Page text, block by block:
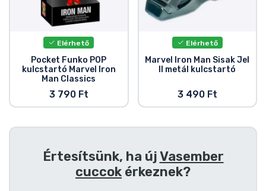
Elérhető
Pocket Funko POP
kulcstartó Marvel Iron
Man Classics
3 790 Ft
Elérhető
Marvel Iron Man Sisak Jel
II metál kulcstartó
3 490 Ft
Értesítsünk, ha újVasember
cuccok érkeznek?
Filmes cuccok
Mesés cuccok
Animés cuccok
Sportos cuccok
Zenés cuccok